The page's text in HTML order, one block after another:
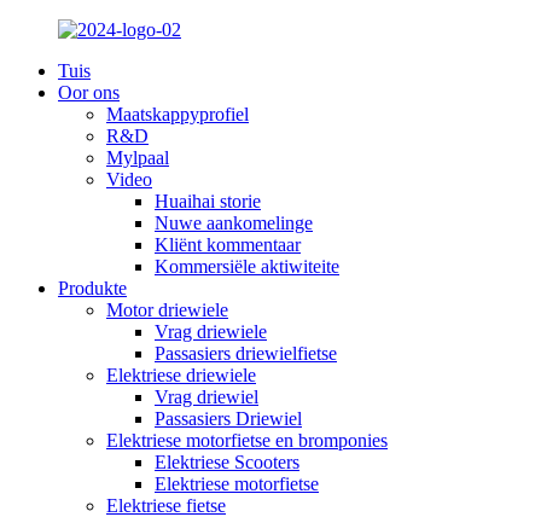
Tuis
Oor ons
Maatskappyprofiel
R&D
Mylpaal
Video
Huaihai storie
Nuwe aankomelinge
Kliënt kommentaar
Kommersiële aktiwiteite
Produkte
Motor driewiele
Vrag driewiele
Passasiers driewielfietse
Elektriese driewiele
Vrag driewiel
Passasiers Driewiel
Elektriese motorfietse en bromponies
Elektriese Scooters
Elektriese motorfietse
Elektriese fietse